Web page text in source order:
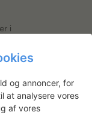
i
er det
til
og annoncer, for
at analysere vores
af vores